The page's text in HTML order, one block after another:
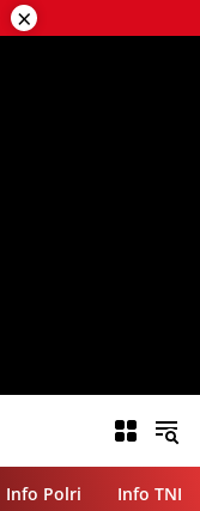
×
Info Polri Info TNI